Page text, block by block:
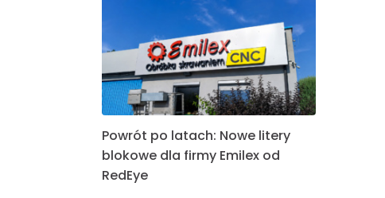
Powrót po latach: Nowe litery
blokowe dla firmy Emilex od
RedEye